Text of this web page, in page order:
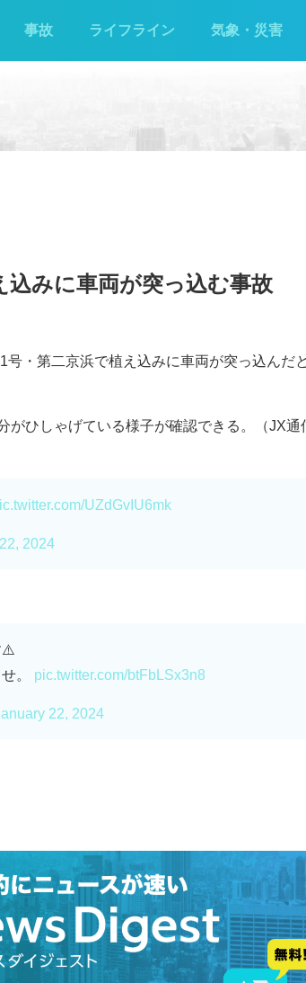
事故 ライフライン 気象・災害
込みに車両が突っ込む事故
・第二京浜で植え込みに車両が突っ込んだ
がひしゃげている様子が確認できる。（JX通
UZdGvIU6mk
2024
⚠️
。 pic.twitter.com/btFbLSx3n8
22, 2024